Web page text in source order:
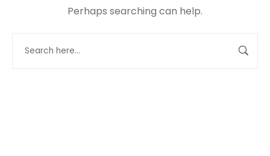
Perhaps searching can help.